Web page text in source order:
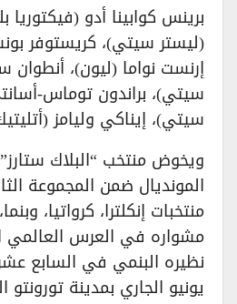
برينس كوابينا أدو (فيكتوريا
(ليستر سيتي)، كريستوفر
إرنست نواما (ليون)، أنطوان
سيتي)، براندون توماس-
سيتي)، إيناكي وليامز
​ويخوض منتخب “البلاك
المونديال ضمن المجموعة
منتخبات إنكلترا، كرواتيا،
مشواره في العرس العالمي
نظيره البنمي في السابع
يونيو الجاري بمدينة تورونتو